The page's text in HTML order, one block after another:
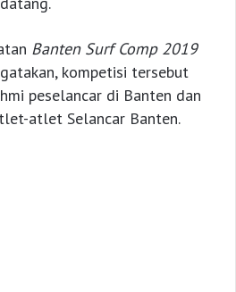
Banten Surf Comp 2019
kompetisi tersebut
peselancar di Banten dan
atlet Selancar Banten.